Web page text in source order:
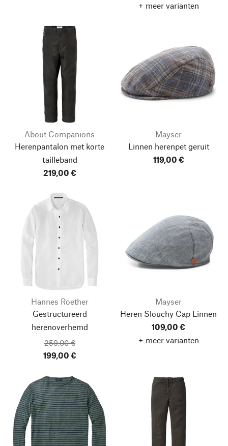
+ meer varianten
About Companions
Herenpantalon met korte
tailleband
219,00 €
Mayser
Linnen herenpet geruit
119,00 €
Hannes Roether
Gestructureerd
herenoverhemd
259,00 €
199,00 €
Mayser
Heren Slouchy Cap Linnen
109,00 €
+ meer varianten